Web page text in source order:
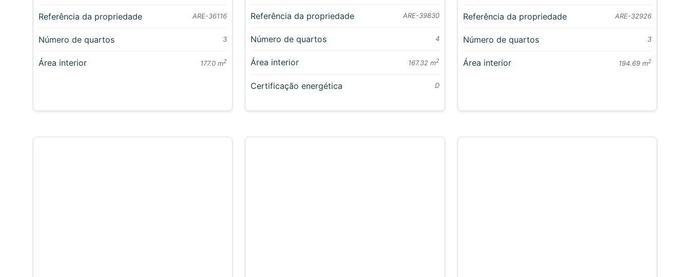
Referência da propriedade ARE-36116
Número de quartos 3
Área interior 177.0 m2
Referência da propriedade ARE-39830
Número de quartos 4
Área interior 167.32 m2
Certificação energética D
Referência da propriedade ARE-32926
Número de quartos 3
Área interior 194.69 m2